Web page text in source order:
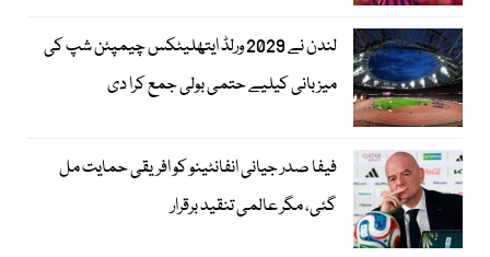
لندن نے 2029 ورلڈ ایتھلیٹکس چیمپئن شپ کی
میزبانی کیلیے حتمی بولی جمع کرا دی
فیفا صدر جیانی انفانٹینو کو افریقی حمایت مل
گئی، مگر عالمی تنقید برقرار